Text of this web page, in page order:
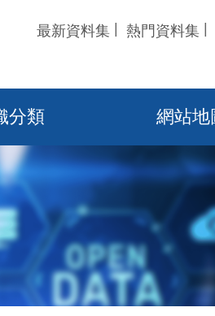
最新資料集 熱門資料集
分類 網站地